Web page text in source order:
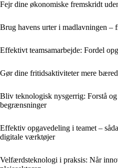
Fejr dine økonomiske fremskridt
Brug havens urter i madlavningen –
Effektivt teamsamarbejde: Fordel
Gør dine fritidsaktiviteter mere
Bliv teknologisk nysgerrig: Forstå
begrænsninger
Effektiv opgavedeling i teamet –
digitale værktøjer
Velfærdsteknologi i praksis: Når